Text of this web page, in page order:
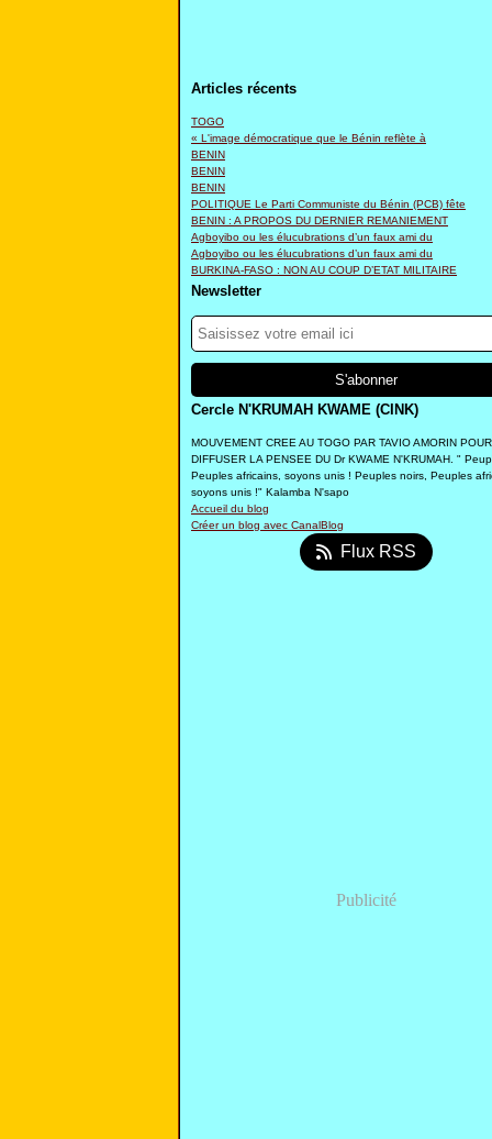
Articles récents
TOGO
« L'image démocratique que le Bénin reflète à
BENIN
BENIN
BENIN
POLITIQUE Le Parti Communiste du Bénin (PCB) fête
BENIN : A PROPOS DU DERNIER REMANIEMENT
Agboyibo ou les élucubrations d’un faux ami du
Agboyibo ou les élucubrations d’un faux ami du
BURKINA-FASO : NON AU COUP D’ETAT MILITAIRE
Newsletter
Cercle N'KRUMAH KWAME (CINK)
MOUVEMENT CREE AU TOGO PAR TAVIO AMORIN POUR
DIFFUSER LA PENSEE DU Dr KWAME N'KRUMAH. "
Peuples africains, soyons unis ! Peuples noirs, Peuples
soyons unis !" Kalamba N'sapo
Accueil du blog
Créer un blog avec CanalBlog
Flux RSS
Publicité